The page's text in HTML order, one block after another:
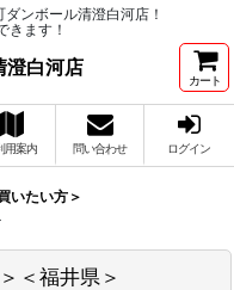
ンボール清澄白河店！
きます！
澄白河店
カート
用案内 問い合わせ ログイン
いたい方＞
＜福井県＞